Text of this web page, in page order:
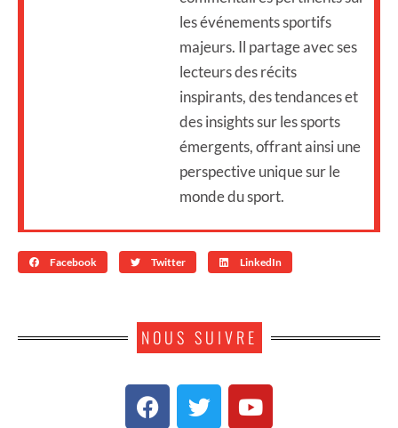
les événements sportifs
majeurs. Il partage avec ses
lecteurs des récits
inspirants, des tendances et
des insights sur les sports
émergents, offrant ainsi une
perspective unique sur le
monde du sport.
Facebook Twitter LinkedIn
NOUS SUIVRE